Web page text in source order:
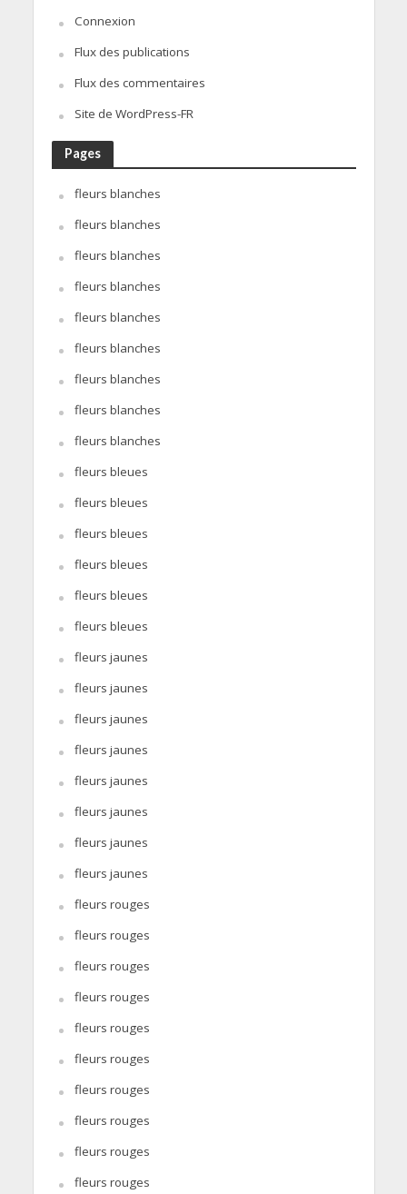
Connexion
Flux des publications
Flux des commentaires
Site de WordPress-FR
Pages
fleurs blanches
fleurs blanches
fleurs blanches
fleurs blanches
fleurs blanches
fleurs blanches
fleurs blanches
fleurs blanches
fleurs blanches
fleurs bleues
fleurs bleues
fleurs bleues
fleurs bleues
fleurs bleues
fleurs bleues
fleurs jaunes
fleurs jaunes
fleurs jaunes
fleurs jaunes
fleurs jaunes
fleurs jaunes
fleurs jaunes
fleurs jaunes
fleurs rouges
fleurs rouges
fleurs rouges
fleurs rouges
fleurs rouges
fleurs rouges
fleurs rouges
fleurs rouges
fleurs rouges
fleurs rouges